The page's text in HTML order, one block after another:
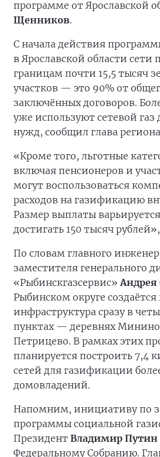
программе от Ярославской
Щенников.
С начала действия
в Ярославской области сети
границам почти 15,5 тысяч
участков — это 90% от
заключённых договоров.
уже используют сетевой газ
нужд, сообщил глава региона
«Кроме того, льготные
включая пенсионеров и
могут воспользоваться
расходов на газификацию
Размер выплаты
достигать 150 тысяч
По словам главного
заместителя генерального
«Рыбинскгазсервис» Андрея
Рыбинском округе создаётся
инфраструктура сразу в
пунктах — деревнях
Петрицево. В рамках этих
планируется построить 7,4
сетей для газификации
домовладений.
Напомним, инициативу по
программы социальной
Президент Владимир Путин
Федеральному Собранию.